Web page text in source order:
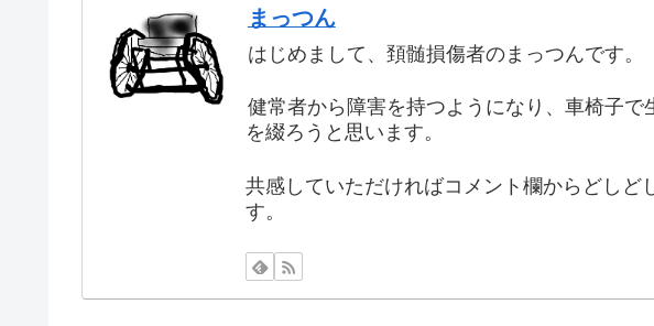
まっつん
はじめまして、頚髄損傷者のまっつんです。
健常者から障害を持つようになり、車椅子で
を綴ろうと思います。
共感していただければコメント欄からどしど
す。